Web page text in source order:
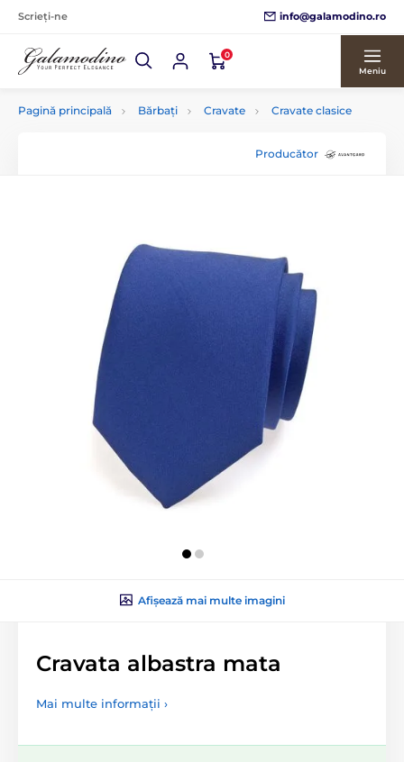
Scrieți-ne info@galamodino.ro
0
Meniu
Pagină principală Bărbați Cravate Cravate clasice
Producător
Afișează mai multe imagini
Cravata albastra mata
Mai multe informații ›